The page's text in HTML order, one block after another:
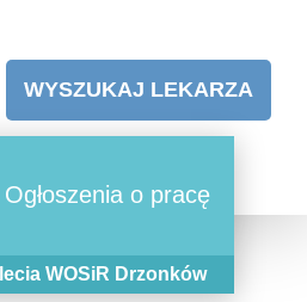
WYSZUKAJ LEKARZA
Ogłoszenia o pracę
WOSiR Drzonków